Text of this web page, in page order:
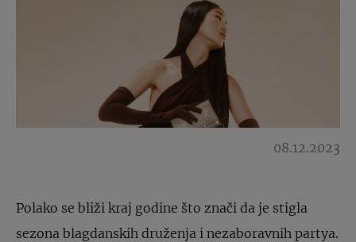
08.12.2023
Polako se bliži kraj godine što znači da je stigla
sezona blagdanskih druženja i nezaboravnih partya.